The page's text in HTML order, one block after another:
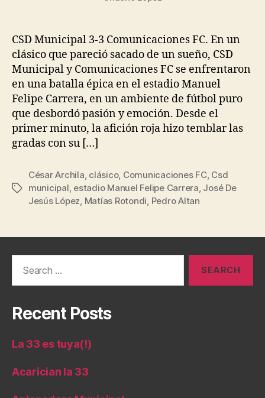
CSD Municipal 3-3 Comunicaciones FC. En un
clásico que pareció sacado de un sueño, CSD
Municipal y Comunicaciones FC se enfrentaron
en una batalla épica en el estadio Manuel
Felipe Carrera, en un ambiente de fútbol puro
que desbordó pasión y emoción. Desde el
primer minuto, la afición roja hizo temblar las
gradas con su […]
Tags
César Archila, clásico, Comunicaciones FC, Csd
municipal, estadio Manuel Felipe Carrera, José De
Jesús López, Matías Rotondi, Pedro Altan
Recent Posts
La 33 es tuya(!)
Acarician la 33